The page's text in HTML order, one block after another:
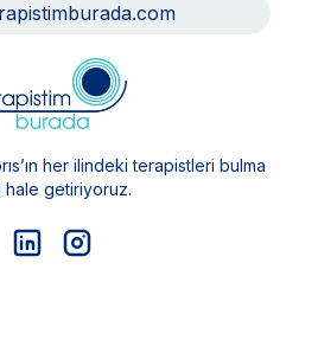
her ilindeki terapistleri bulma
hale getiriyoruz.